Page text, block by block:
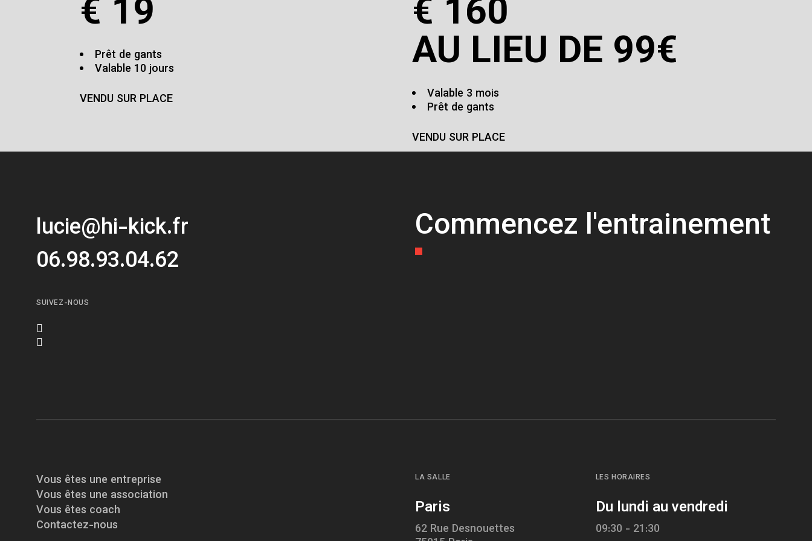
€ 19
Prêt de gants
Valable 10 jours
VENDU SUR PLACE
€ 160
AU LIEU DE 99€
Valable 3 mois
Prêt de gants
VENDU SUR PLACE
lucie@hi-kick.fr
06.98.93.04.62
SUIVEZ-NOUS
Commencez l'entrainement
Vous êtes une entreprise
Vous êtes une association
Vous êtes coach
Contactez-nous
LA SALLE
Paris
62 Rue Desnouettes
LES HORAIRES
Du lundi au vendredi
09:30 - 21:30